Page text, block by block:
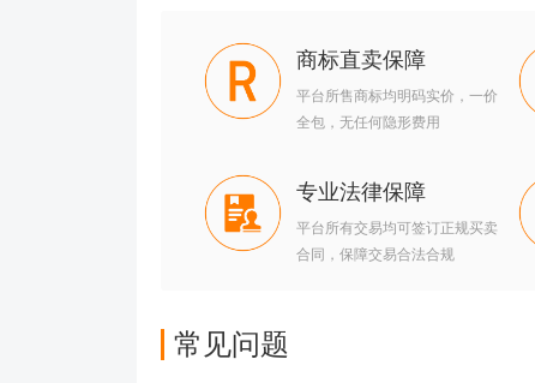
商标直卖保障
平台所售商标均明码实价，一价
全包，无任何隐形费用
专业法律保障
平台所有交易均可签订正规买卖
合同，保障交易合法合规
常见问题